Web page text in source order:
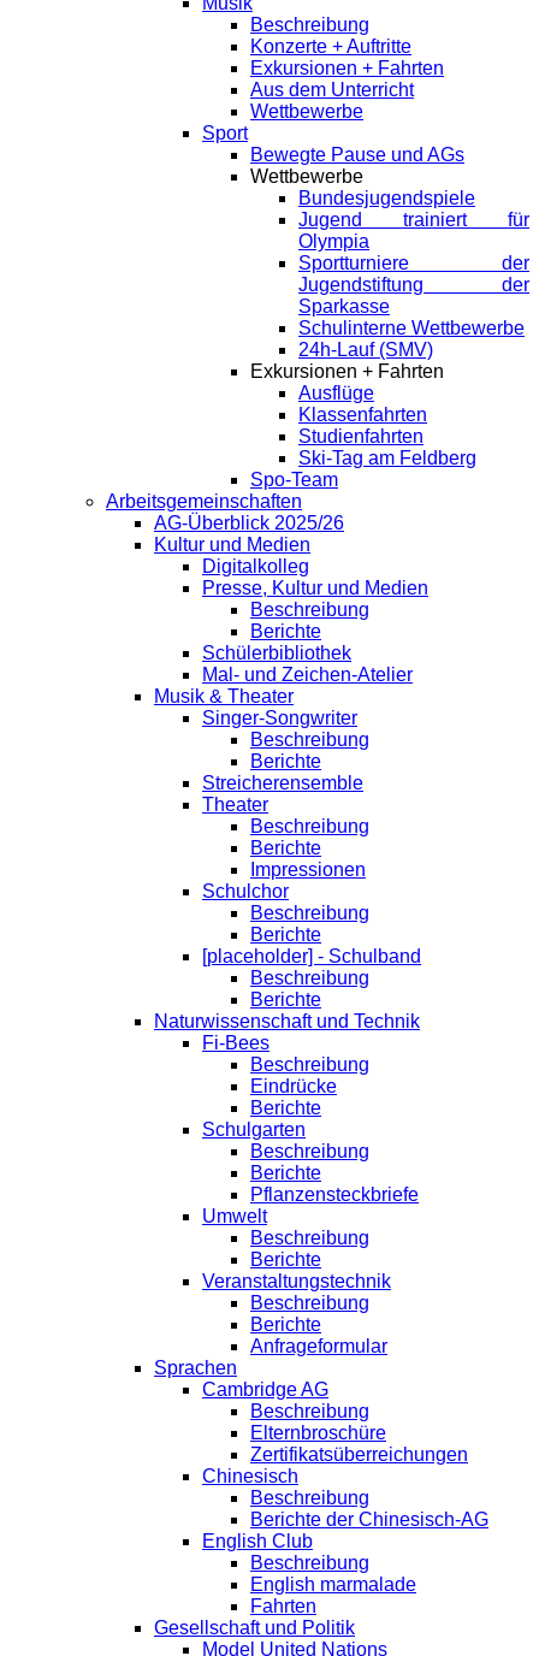
Beschreibung
Konzerte + Auftritte
Exkursionen + Fahrten
Aus dem Unterricht
Wettbewerbe
Sport
Bewegte Pause und AGs
Wettbewerbe
Bundesjugendspiele
Jugend trainiert für
Olympia
Sportturniere der
Jugendstiftung der
Sparkasse
Schulinterne Wettbewerbe
24h-Lauf (SMV)
Exkursionen + Fahrten
Ausflüge
Klassenfahrten
Studienfahrten
Ski-Tag am Feldberg
Spo-Team
Arbeitsgemeinschaften
AG-Überblick 2025/26
Kultur und Medien
Digitalkolleg
Presse, Kultur und Medien
Beschreibung
Berichte
Schülerbibliothek
Mal- und Zeichen-Atelier
Musik & Theater
Singer-Songwriter
Beschreibung
Berichte
Streicherensemble
Theater
Beschreibung
Berichte
Impressionen
Schulchor
Beschreibung
Berichte
[placeholder] - Schulband
Beschreibung
Berichte
Naturwissenschaft und Technik
Fi-Bees
Beschreibung
Eindrücke
Berichte
Schulgarten
Beschreibung
Berichte
Pflanzensteckbriefe
Umwelt
Beschreibung
Berichte
Veranstaltungstechnik
Beschreibung
Berichte
Anfrageformular
Sprachen
Cambridge AG
Beschreibung
Elternbroschüre
Zertifikatsüberreichungen
Chinesisch
Beschreibung
Berichte der Chinesisch-AG
English Club
Beschreibung
English marmalade
Fahrten
Gesellschaft und Politik
Model United Nations